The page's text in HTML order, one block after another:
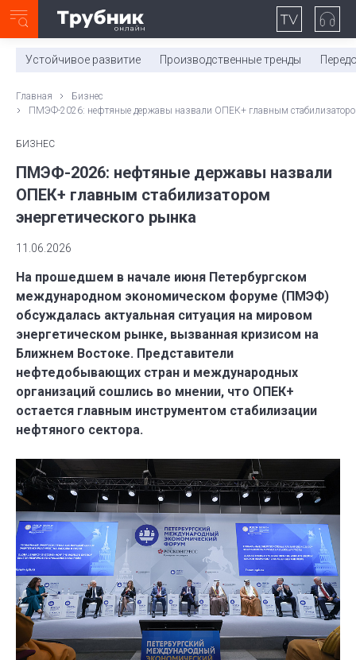
0:00/ 11:03
Устойчивое развитие Производственные тренды
Главная
Бизнес
ПМЭФ-2026: нефтяные державы назвали ОПЕК+ главным
БИЗНЕС
ПМЭФ-2026: нефтяные державы назвали
ОПЕК+ главным стабилизатором
энергетического рынка
11.06.2026
На прошедшем в начале июня Петербургском
международном экономическом форуме (ПМЭФ)
обсуждалась актуальная ситуация на мировом
энергетическом рынке, вызванная кризисом на
Ближнем Востоке. Представители
нефтедобывающих стран и международных
организаций сошлись во мнении, что ОПЕК+
остается главным инструментом стабилизации
нефтяного сектора.